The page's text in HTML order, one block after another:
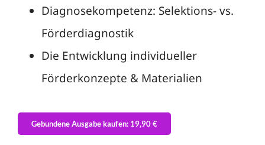
Diagnosekompetenz: Selektions- vs.
Förderdiagnostik
Die Entwicklung individueller
Förderkonzepte & Materialien
Gebundene Ausgabe kaufen: 19,90 €